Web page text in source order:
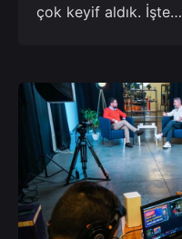
çok keyif aldık. İşte…